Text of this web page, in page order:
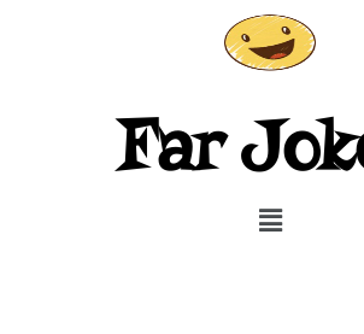
Far
Menu